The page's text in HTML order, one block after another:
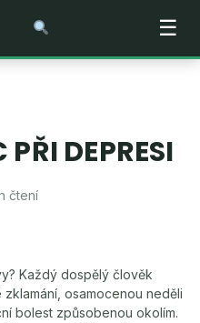
☰
DEPRESI
čtení
Každý dospělý člověk
osamocenou neděli
bolest způsobenou okolím.